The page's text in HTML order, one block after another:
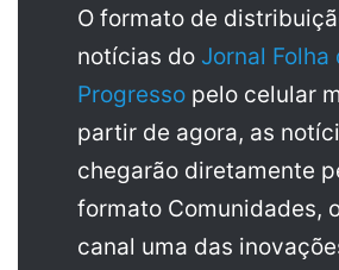
O formato de
notícias do Jornal Folha
Progresso pelo celular
partir de agora, as
chegarão diretamente
formato Comunidades,
canal uma das